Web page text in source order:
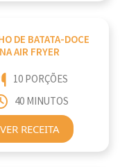
DE BATATA-DOCE
NA AIR FRYER
10 PORÇÕES
40 MINUTOS
VER RECEITA